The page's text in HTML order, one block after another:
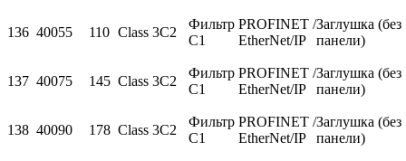
136 40055 110 Class 3C2
Фильтр
С1
PROFINET /
EtherNet/IP
Заглушка (без
панели)
137 40075 145 Class 3C2
Фильтр
С1
PROFINET /
EtherNet/IP
Заглушка (без
панели)
138 40090 178 Class 3C2
Фильтр
С1
PROFINET /
EtherNet/IP
Заглушка (без
панели)